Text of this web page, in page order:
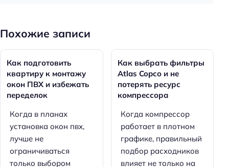
Похожие записи
Как подготовить
квартиру к монтажу
окон ПВХ и избежать
переделок
Когда в планах
установка окон пвх,
лучше не
ограничиваться
только выбором
Как выбрать фильтры
Atlas Copco и не
потерять ресурс
компрессора
Когда компрессор
работает в плотном
графике, правильный
подбор расходников
влияет не только на